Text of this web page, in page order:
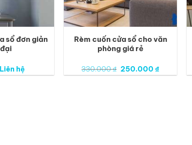
sổ đơn giản
hệ
Rèm cuốn cửa sổ cho văn
phòng giá rẻ
330.000₫ Giá
gốc
250.000 ₫Giá
hiện